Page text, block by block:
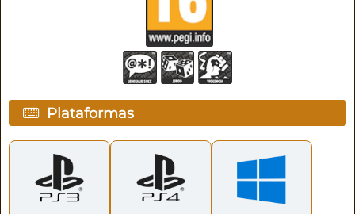
Plataformas